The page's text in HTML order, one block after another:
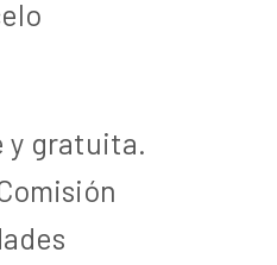
y gratuita.